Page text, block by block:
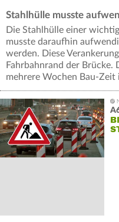
Stahlhülle musste
Die Stahlhülle einer
musste daraufhin
werden. Diese
Fahrbahnrand der Brücke.
mehrere Wochen Bau-Zeit